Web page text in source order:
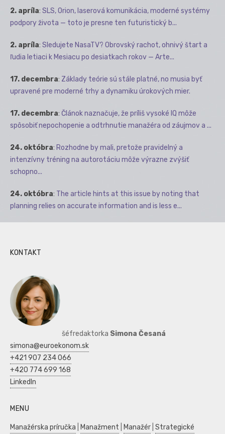
2. apríla: SLS, Orion, laserová komunikácia, moderné systémy
podpory života — toto je presne ten futuristický b...
2. apríla: Sledujete NasaTV? Obrovský rachot, ohnivý štart a
ľudia letiaci k Mesiacu po desiatkach rokov — Arte...
17. decembra: Základy teórie sú stále platné, no musia byť
upravené pre moderné trhy a dynamiku úrokových mier.
17. decembra: Článok naznačuje, že príliš vysoké IQ môže
spôsobiť nepochopenie a odtrhnutie manažéra od záujmov a ...
24. októbra: Rozhodne by mali, pretože pravidelný a
intenzívny tréning na autorotáciu môže výrazne zvýšiť
schopno...
24. októbra: The article hints at this issue by noting that
planning relies on accurate information and is less e...
KONTAKT
šéfredaktorka Simona Česaná
simona@euroekonom.sk
+421 907 234 066
+420 774 699 168
LinkedIn
MENU
Manažérska príručka Manažment Manažér Strategické